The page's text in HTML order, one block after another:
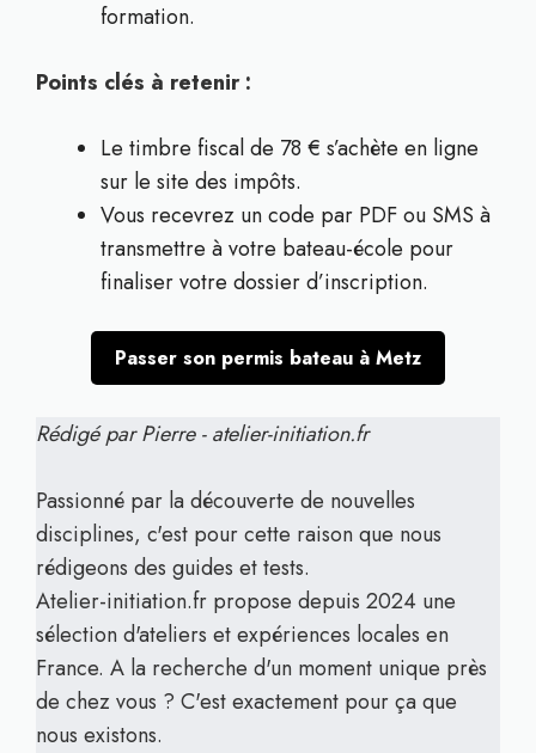
formation.
Points clés à retenir :
Le timbre fiscal de 78 € s’achète en ligne
sur le site des impôts.
Vous recevrez un code par PDF ou SMS à
transmettre à votre bateau-école pour
finaliser votre dossier d’inscription.
Passer son permis bateau à Metz
Rédigé par Pierre - atelier-initiation.fr
Passionné par la découverte de nouvelles
disciplines, c'est pour cette raison que nous
rédigeons des guides et tests.
Atelier-initiation.fr propose depuis 2024 une
sélection d'ateliers et expériences locales en
France. A la recherche d'un moment unique près
de chez vous ? C'est exactement pour ça que
nous existons.